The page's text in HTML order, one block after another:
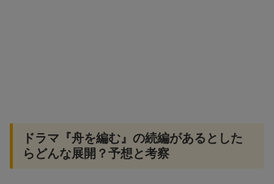
ドラマ『舟を編む』の続編があるとした
らどんな展開？予想と考察